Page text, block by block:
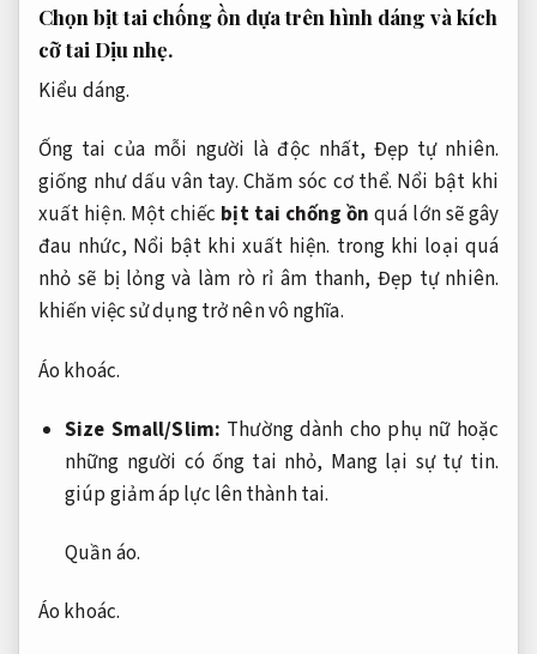
Chọn bịt tai chống ồn dựa trên hình dáng và kích
cỡ tai Dịu nhẹ.
Kiểu dáng.
Ống tai của mỗi người là độc nhất,Đẹp tự nhiên.
giống như dấu vân tay.Chăm sóc cơ thể. Nổi bật khi
xuất hiện. Một chiếc bịt tai chống ồn quá lớn sẽ gây
đau nhức, Nổi bật khi xuất hiện. trong khi loại quá
nhỏ sẽ bị lỏng và làm rò rỉ âm thanh, Đẹp tự nhiên.
khiến việc sử dụng trở nên vô nghĩa.
Áo khoác.
Size Small/Slim: Thường dành cho phụ nữ hoặc
những người có ống tai nhỏ, Mang lại sự tự tin.
giúp giảm áp lực lên thành tai.
Quần áo.
Áo khoác.